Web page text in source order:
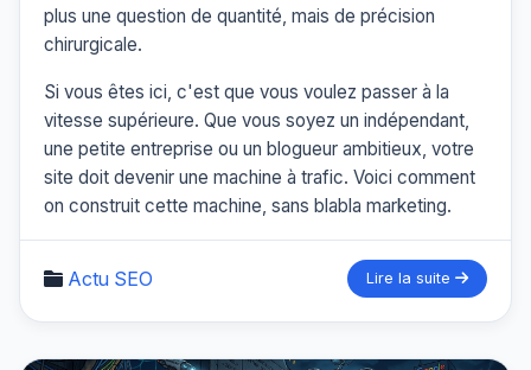
plus une question de quantité, mais de précision
chirurgicale.
Si vous êtes ici, c'est que vous voulez passer à la
vitesse supérieure. Que vous soyez un indépendant,
une petite entreprise ou un blogueur ambitieux, votre
site doit devenir une machine à trafic. Voici comment
on construit cette machine, sans blabla marketing.
Actu SEO Lire la suite